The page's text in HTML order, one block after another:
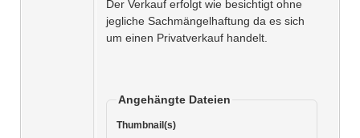
Der Verkauf erfolgt wie besichtigt ohne
jegliche Sachmängelhaftung da es sich
um einen Privatverkauf handelt.
Angehängte Dateien
Thumbnail(s)